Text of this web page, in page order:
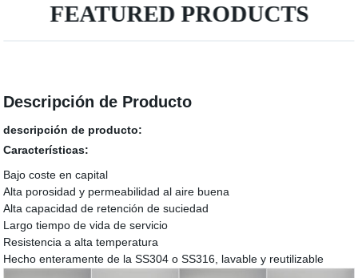
FEATURED PRODUCTS
Descripción de Producto
descripción de producto:
Características:
Bajo coste en capital
Alta porosidad y permeabilidad al aire buena
Alta capacidad de retención de suciedad
Largo tiempo de vida de servicio
Resistencia a alta temperatura
Hecho enteramente de la SS304 o SS316, lavable y reutilizable